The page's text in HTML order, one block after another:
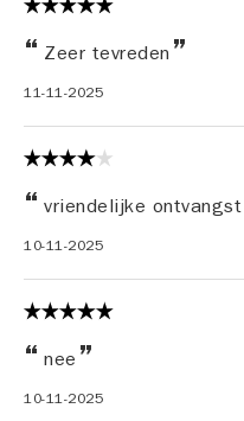
Zeer tevreden
11-11-2025
vriendelijke
10-11-2025
nee
10-11-2025